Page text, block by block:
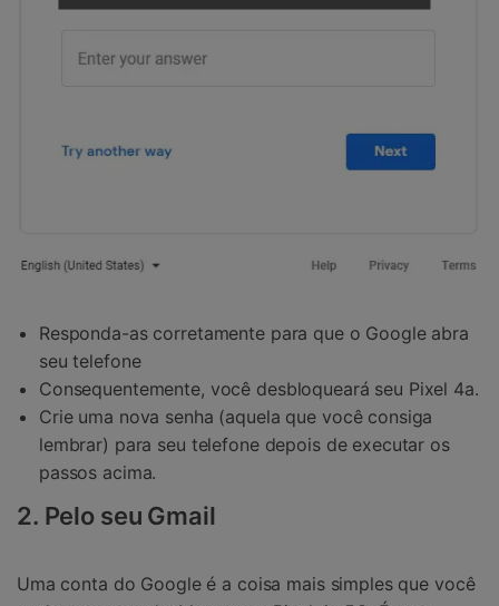
Responda-as corretamente para que o Google abra
seu telefone
Consequentemente, você desbloqueará seu Pixel 4a.
Crie uma nova senha (aquela que você consiga
lembrar) para seu telefone depois de executar os
passos acima.
2. Pelo seu Gmail
Uma conta do Google é a coisa mais simples que você